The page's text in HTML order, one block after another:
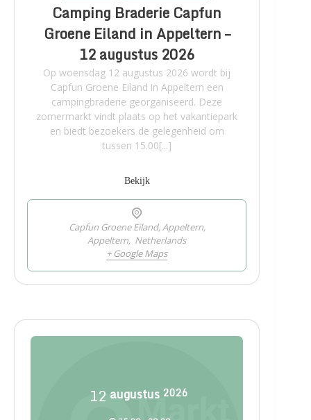
Camping Braderie Capfun
Groene Eiland in Appeltern –
12 augustus 2026
Op woensdag 12 augustus 2026 wordt bij
Capfun Groene Eiland in Appeltern een
campingbraderie georganiseerd. Deze
zomermarkt vindt plaats op het vakantiepark
en biedt bezoekers de gelegenheid om
tussen 15.00[...]
Bekijk
Capfun Groene Eiland, Appeltern,
Appeltern, Netherlands
+ Google Maps
12 augustus 2026